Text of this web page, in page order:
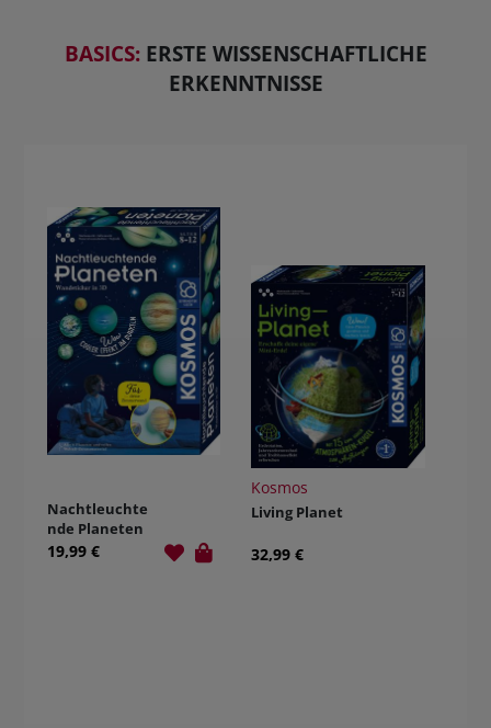
BASICS: ERSTE WISSENSCHAFTLICHE
ERKENNTNISSE
Nachtleuchte
nde Planeten
19,99 €
Kosmos
Living Planet
32,99 €